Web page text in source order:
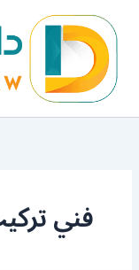
المحتوى
فني